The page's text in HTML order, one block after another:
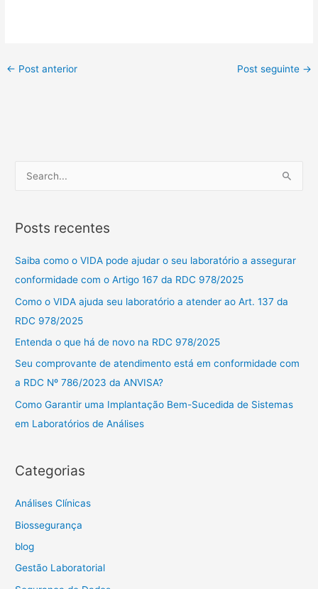
← Post anterior Post seguinte →
q
u
o
r
:
Posts recentes
Saiba como o VIDA pode ajudar o seu laboratório a assegurar
conformidade com o Artigo 167 da RDC 978/2025
Como o VIDA ajuda seu laboratório a atender ao Art. 137 da
RDC 978/2025
Entenda o que há de novo na RDC 978/2025
Seu comprovante de atendimento está em conformidade com
a RDC Nº 786/2023 da ANVISA?
Como Garantir uma Implantação Bem-Sucedida de Sistemas
em Laboratórios de Análises
Categorias
Análises Clínicas
Biossegurança
blog
Gestão Laboratorial